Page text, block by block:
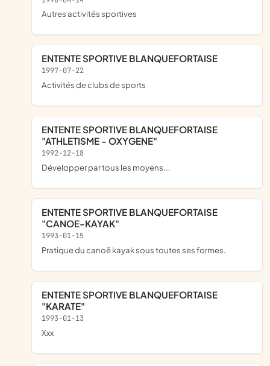
Autres activités sportives
ENTENTE SPORTIVE BLANQUEFORTAISE
1997-07-22
Activités de clubs de sports
ENTENTE SPORTIVE BLANQUEFORTAISE
"ATHLETISME - OXYGENE"
1992-12-18
développer par tous les moyens...
ENTENTE SPORTIVE BLANQUEFORTAISE
"CANOE-KAYAK"
1993-01-15
Pratique du canoë kayak sous toutes ses formes.
ENTENTE SPORTIVE BLANQUEFORTAISE
"KARATE"
1993-01-13
xxx